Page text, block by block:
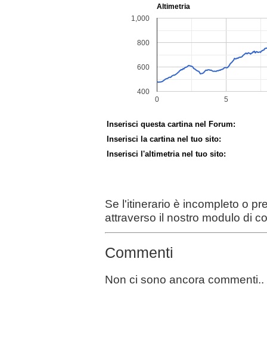
Inserisci questa cartina nel Forum:
Inserisci la cartina nel tuo sito:
Inserisci l'altimetria nel tuo sito:
Se l'itinerario è incompleto o
attraverso il nostro modulo di
Commenti
Non ci sono ancora commenti..